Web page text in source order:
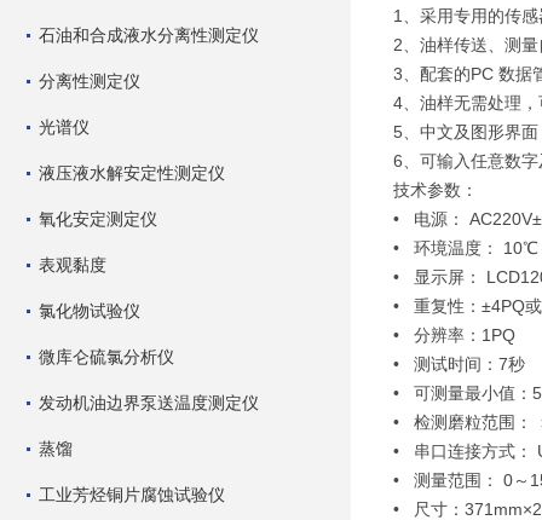
石油和合成液水分离性测定仪
分离性测定仪
光谱仪
液压液水解安定性测定仪
氧化安定测定仪
表观黏度
氯化物试验仪
微库仑硫氯分析仪
发动机油边界泵送温度测定仪
蒸馏
工业芳烃铜片腐蚀试验仪
1、采用专用的传
2、油样传送、测
3、配套的PC 数据
4、油样无需处理
5、中文及图形界
6、可输入任意数
技术参数：
• 电源：
• 环境温度：
• 显示屏：
• 重复性：±4PQ
• 分辨率：1PQ
• 测试时间：7秒
• 可测量最小值：
• 检测磨粒范围：
• 串口连接方式：
• 测量范围： 0～
• 尺寸：